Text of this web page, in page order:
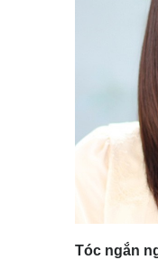
Tóc ngắn